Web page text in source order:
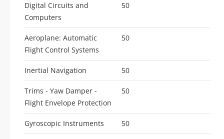
Digital Circuits and
Computers
50
Aeroplane: Automatic
Flight Control Systems
50
Inertial Navigation 50
Trims - Yaw Damper -
Flight Envelope Protection
50
Gyroscopic Instruments 50